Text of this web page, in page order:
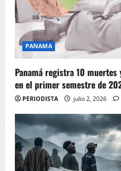
PANAMA
Panamá registra 10 muertes
en el primer semestre de
PERIODISTA julio 2, 2026